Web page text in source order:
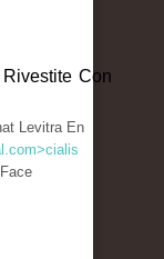
Con
Levitra En